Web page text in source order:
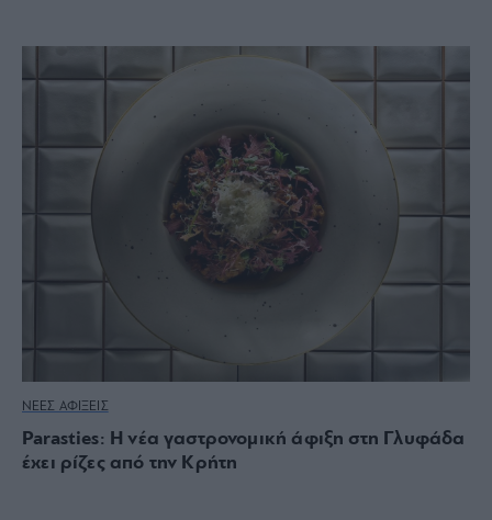
ΝΕΕΣ ΑΦΙΞΕΙΣ
Parasties: Η νέα γαστρονομική άφιξη στη Γλυφάδα
έχει ρίζες από την Κρήτη